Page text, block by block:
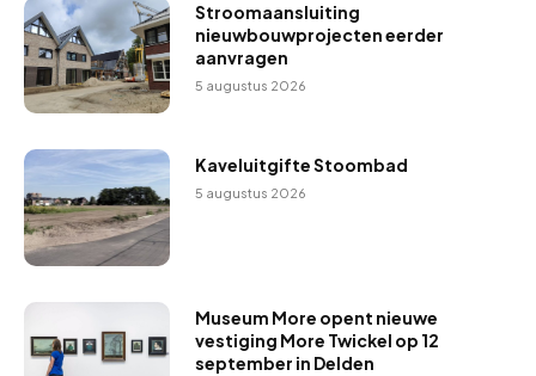
Stroomaansluiting
nieuwbouwprojecten eerder
aanvragen
5 augustus 2026
Kaveluitgifte Stoombad
5 augustus 2026
Museum More opent nieuwe
vestiging More Twickel op 12
september in Delden